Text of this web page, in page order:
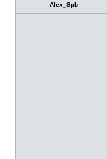
Alex_Spb